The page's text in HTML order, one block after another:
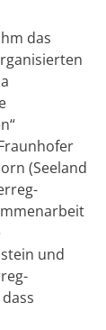
das
(Seeland
und